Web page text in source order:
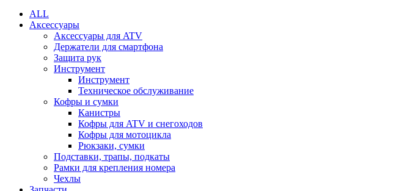
ALL
Аксессуары
Аксессуары для ATV
Держатели для смартфона
Защита рук
Инструмент
Инструмент
Техническое обслуживание
Кофры и сумки
Канистры
Кофры для ATV и снегоходов
Кофры для мотоцикла
Рюкзаки, сумки
Подставки, трапы, подкаты
Рамки для крепления номера
Чехлы